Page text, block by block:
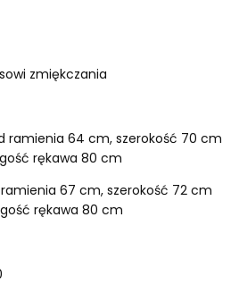
zmiękczania
ramienia 64 cm, szerokość 70 cm
rękawa 80 cm
67 cm, szerokość 72 cm
rękawa 80 cm